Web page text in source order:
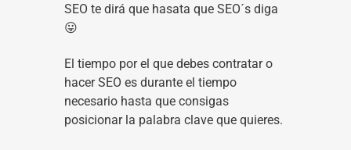
SEO te dirá que hasata que SEO´s diga
😛
El tiempo por el que debes contratar o
hacer SEO es durante el tiempo
necesario hasta que consigas
posicionar la palabra clave que quieres.